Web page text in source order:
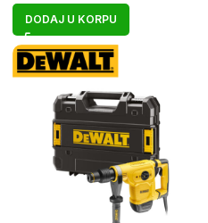
DODAJ U KORPU